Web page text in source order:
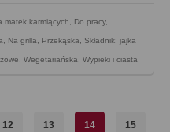
matek karmiących, Do pracy,
, Na grilla, Przekąska, Składnik: jajka
, Wegetariańska, Wypieki i ciasta
12 13 14 15